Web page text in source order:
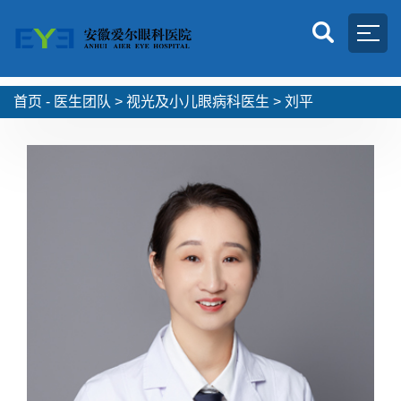
首页 - 医生团队 > 视光及小儿眼病科医生 > 刘平